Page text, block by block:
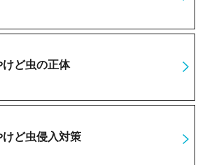
ど虫の正体
ど虫侵入対策